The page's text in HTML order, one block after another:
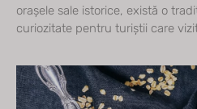
orașele sale istorice, există o
curiozitate pentru turiștii care